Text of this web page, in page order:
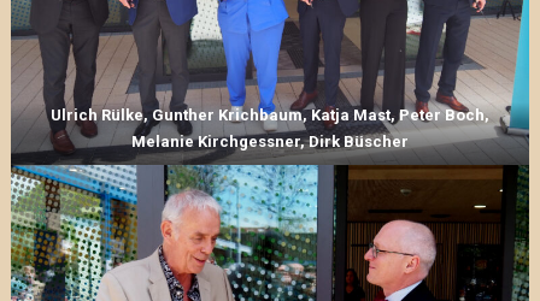
Ulrich Rülke, Gunther Krichbaum, Katja Mast, Peter Boch,
Melanie Kirchgessner, Dirk Büscher